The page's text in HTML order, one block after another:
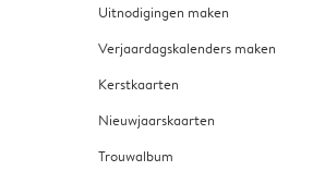
Uitnodigingen maken
Verjaardagskalenders maken
Kerstkaarten
Nieuwjaarskaarten
Trouwalbum